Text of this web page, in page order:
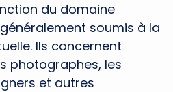
du domaine
soumis à la
Ils concernent
photographes, les
et autres